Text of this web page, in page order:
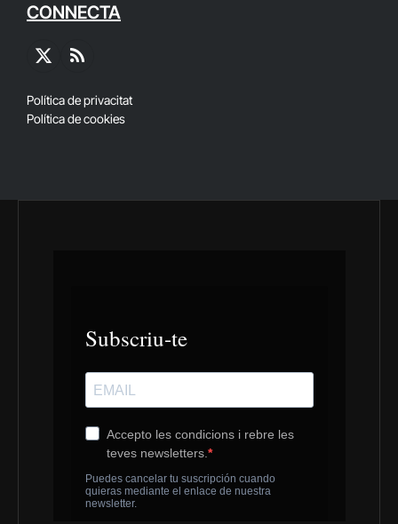
CONNECTA
X
RSS
Política de privacitat
Política de cookies